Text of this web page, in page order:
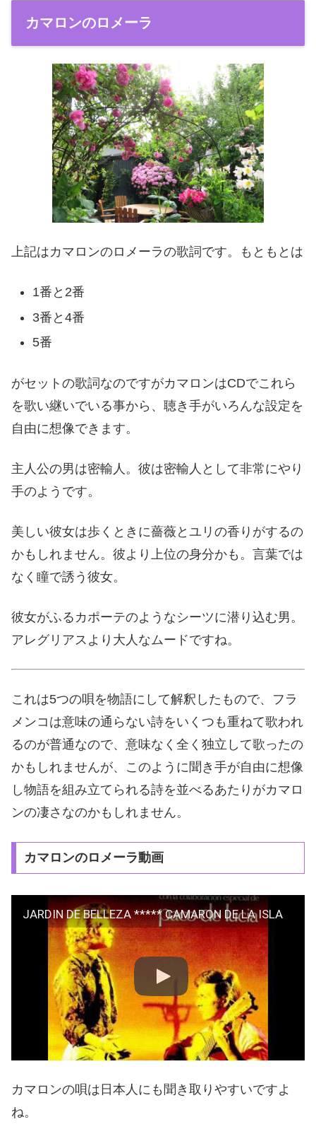
カマロンのロメーラ
上記はカマロンのロメーラの歌詞です。もともとは
1番と2番
3番と4番
5番
がセットの歌詞なのですがカマロンはCDでこれら
を歌い継いでいる事から、聴き手がいろんな設定を
自由に想像できます。
主人公の男は密輸人。彼は密輸人として非常にやり
手のようです。
美しい彼女は歩くときに薔薇とユリの香りがするの
かもしれません。彼より上位の身分かも。言葉では
なく瞳で誘う彼女。
彼女がふるカポーテのようなシーツに潜り込む男。
アレグリアスより大人なムードですね。
これは5つの唄を物語にして解釈したもので、フラ
メンコは意味の通らない詩をいくつも重ねて歌われ
るのが普通なので、意味なく全く独立して歌ったの
かもしれませんが、このように聞き手が自由に想像
し物語を組み立てられる詩を並べるあたりがカマロ
ンの凄さなのかもしれません。
カマロンのロメーラ動画
JARDIN DE BELLEZA ***** CAMARON DE LA ISLA
カマロンの唄は日本人にも聞き取りやすいですよ
ね。